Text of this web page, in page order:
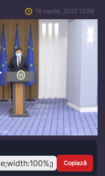
16 martie, 2022 12:59
Copiază